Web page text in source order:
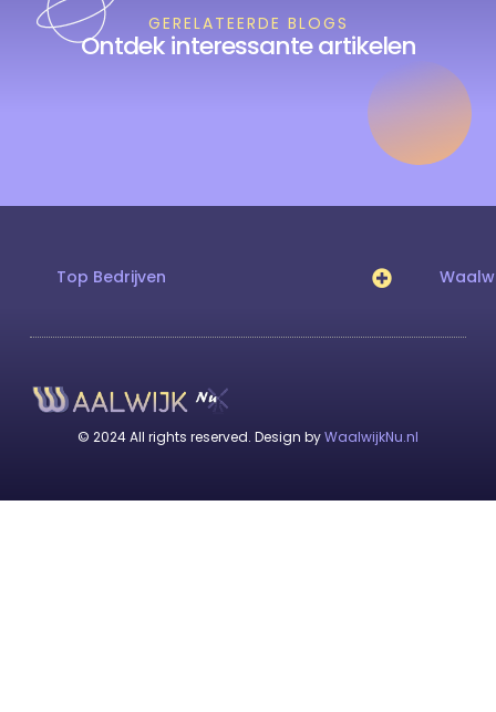
GERELATEERDE BLOGS
Ontdek interessante artikelen
Top Bedrijven
© 2024 All rights reserved. Design byWaalwijkNu.nl